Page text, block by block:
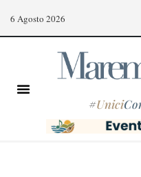
6 Agosto 2026
#Unici